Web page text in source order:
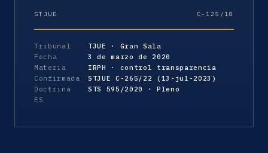
STJUE C-125/18
Tribunal
TJUE · Gran Sala
Fecha
3 de marzo de 2020
Materia
IRPH · control transparencia
Confirmada
STJUE C-265/22 (13-jul-2023)
Doctrina
ES
STS 595/2020 · Pleno